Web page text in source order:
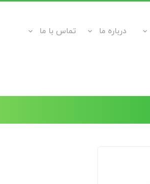
درباره ما تماس با ما